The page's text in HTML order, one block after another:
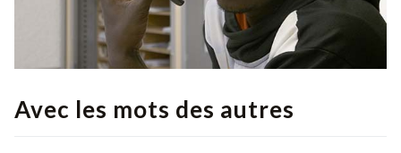
Avec les mots des autres